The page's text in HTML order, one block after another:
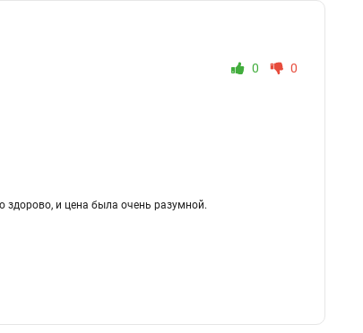
0 0
здорово, и цена была очень разумной.